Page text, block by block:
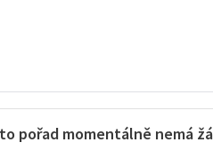
pořad momentálně nemá